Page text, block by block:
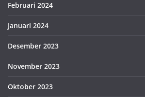
Februari 2024
Januari 2024
Desember 2023
November 2023
Oktober 2023